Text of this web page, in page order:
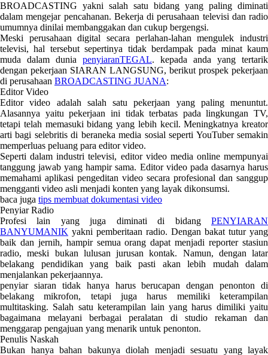
BROADCASTING yakni salah satu bidang yang paling diminati
dalam mengejar pencahanan. Bekerja di perusahaan televisi dan radio
umumnya dinilai membanggakan dan cukup bergengsi.
Meski perusahaan digital secara perlahan-lahan mengulek industri
televisi, hal tersebut sepertinya tidak berdampak pada minat kaum
muda dalam dunia penyiaranTEGAL. kepada anda yang tertarik
dengan pekerjaan SIARAN LANGSUNG, berikut prospek pekerjaan
di perusahaan BROADCASTING JUANA:
Editor Video
Editor video adalah salah satu pekerjaan yang paling menuntut.
Alasannya yaitu pekerjaan ini tidak terbatas pada lingkungan TV,
tetapi telah memasuki bidang yang lebih kecil. Meningkatnya kreator
arti bagi selebritis di beraneka media sosial seperti YouTuber semakin
memperluas peluang para editor video.
Seperti dalam industri televisi, editor video media online mempunyai
tanggung jawab yang hampir sama. Editor video pada dasarnya harus
memahami aplikasi pengeditan video secara profesional dan sanggup
mengganti video asli menjadi konten yang layak dikonsumsi.
baca juga tips membuat dokumentasi video
Penyiar Radio
Profesi lain yang juga diminati di bidang PENYIARAN
BANYUMANIK yakni pemberitaan radio. Dengan bakat tutur yang
baik dan jernih, hampir semua orang dapat menjadi reporter stasiun
radio, meski bukan lulusan jurusan kontak. Namun, dengan latar
belakang pendidikan yang baik pasti akan lebih mudah dalam
menjalankan pekerjaannya.
penyiar siaran tidak hanya harus berucapan dengan penonton di
belakang mikrofon, tetapi juga harus memiliki keterampilan
multitasking. Salah satu keterampilan lain yang harus dimiliki yaitu
bagaimana melayani berbagai peralatan di studio rekaman dan
menggarap pengajuan yang menarik untuk penonton.
Penulis Naskah
Bukan hanya bahan bakunya diolah menjadi sesuatu yang layak